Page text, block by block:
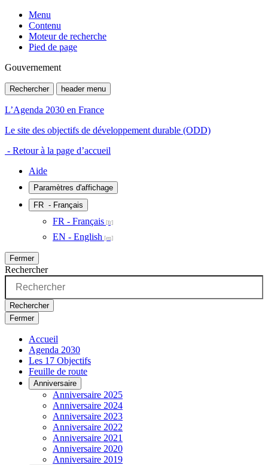
Menu
Contenu
Moteur de recherche
Pied de page
Gouvernement
Rechercher header menu
L’Agenda 2030 en France
Le site des objectifs de développement durable (ODD)
- Retour à la page d’accueil
Aide
Paramètres d'affichage
FR - Français
FR - Français
EN - English
Fermer
Rechercher
Rechercher
Fermer
Accueil
Agenda 2030
Les 17 Objectifs
Feuille de route
Anniversaire
Anniversaire 2025
Anniversaire 2024
Anniversaire 2023
Anniversaire 2022
Anniversaire 2021
Anniversaire 2020
Anniversaire 2019